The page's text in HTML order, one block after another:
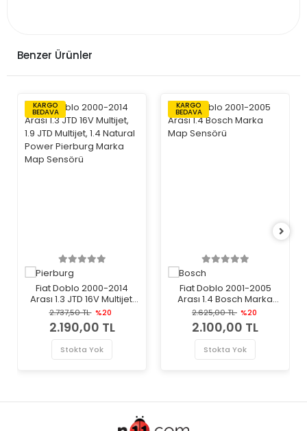
Benzer Ürünler
KARGO
BEDAVA
Fiat Doblo 2000-2014
Arası 1.3 JTD 16V Multijet,
1.9 JTD Multijet, 1.4 Natural
Power Pierburg Marka
Map Sensörü
2.737,50 TL %20
2.190,00 TL
Stokta Yok
KARGO
BEDAVA
Fiat Doblo 2001-2005
Arası 1.4 Bosch Marka
Map Sensörü
2.625,00 TL %20
2.100,00 TL
Stokta Yok